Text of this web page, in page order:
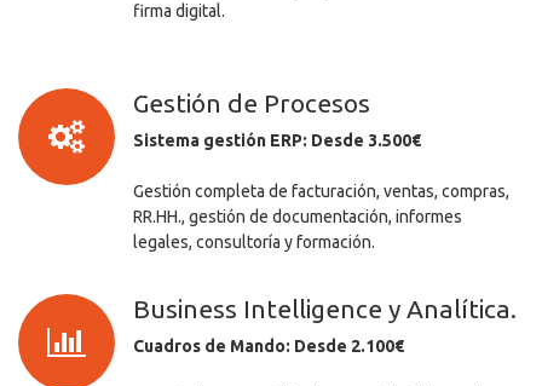
firma digital.
Gestión de Procesos
Sistema gestión ERP: Desde 3.500€
Gestión completa de facturación, ventas, compras,
RR.HH., gestión de documentación, informes
legales, consultoría y formación.
Business Intelligence y Analítica.
Cuadros de Mando: Desde 2.100€